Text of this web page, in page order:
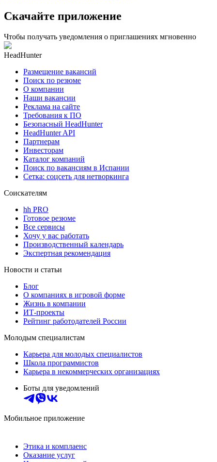
Скачайте приложение
Чтобы получать уведомления о приглашениях мгновенно
HeadHunter
Размещение вакансий
Поиск по резюме
О компании
Наши вакансии
Реклама на сайте
Требования к ПО
Безопасный HeadHunter
HeadHunter API
Партнерам
Инвесторам
Каталог компаний
Поиск по вакансиям в Испании
Сетка: соцсеть для нетворкинга
Соискателям
hh PRO
Готовое резюме
Все сервисы
Хочу у вас работать
Производственный календарь
Экспертная рекомендация
Новости и статьи
Блог
О компаниях в игровой форме
Жизнь в компании
ИТ-проекты
Рейтинг работодателей России
Молодым специалистам
Карьера для молодых специалистов
Школа программистов
Карьера в некоммерческих организациях
Боты для уведомлений
Мобильное приложение
Этика и комплаенс
Оказание услуг